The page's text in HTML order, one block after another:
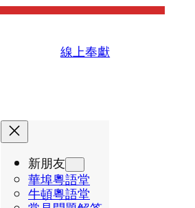
線上奉獻
新朋友
華埠粵語堂
牛頓粵語堂